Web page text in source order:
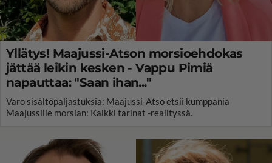
Yllätys! Maajussi-Atson morsioehdokas
jättää leikin kesken - Vappu Pimiä
napauttaa: "Saan ihan..."
Varo sisältöpaljastuksia: Maajussi-Atso etsii kumppania
Maajussille morsian: Kaikki tarinat -realityssä.